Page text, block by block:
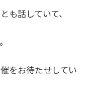
も話していて、
をお待たせしてい